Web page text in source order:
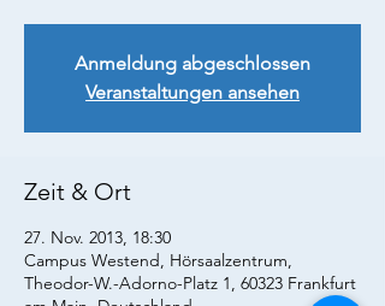
Anmeldung abgeschlossen
Veranstaltungen ansehen
Zeit & Ort
27. Nov. 2013, 18:30
Campus Westend, Hörsaalzentrum,
Theodor-W.-Adorno-Platz 1, 60323 Frankfurt